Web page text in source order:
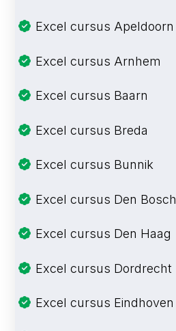
Excel cursus Apeldoorn
Excel cursus Arnhem
Excel cursus Baarn
Excel cursus Breda
Excel cursus Bunnik
Excel cursus Den Bosch
Excel cursus Den Haag
Excel cursus Dordrecht
Excel cursus Eindhoven